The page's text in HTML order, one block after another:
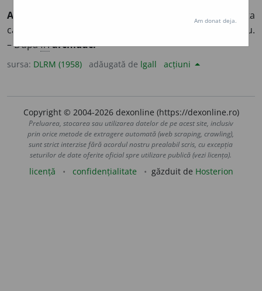
ARHID
Titlu dat prinților din fosta
casă imperială a Austriei; bărbat care poartă acest titlu.
– Dupăfr.archiduc.
sursa: DLRM (1958) adăugată de lgall acțiuni
Copyright © 2004-2026 dexonline (https://dexonline.ro)
Preluarea, stocarea sau utilizarea datelor de pe acest site, inclusiv
prin orice metode de extragere automată (web scraping, crawling),
sunt strict interzise fără acordul nostru prealabil scris, cu excepția
seturilor de date oferite oficial spre utilizare publică (vezi licența).
licență confidențialitate găzduit de Hosterion
Am donat deja.